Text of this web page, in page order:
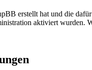
erstellt hat und die
aktiviert wurden.